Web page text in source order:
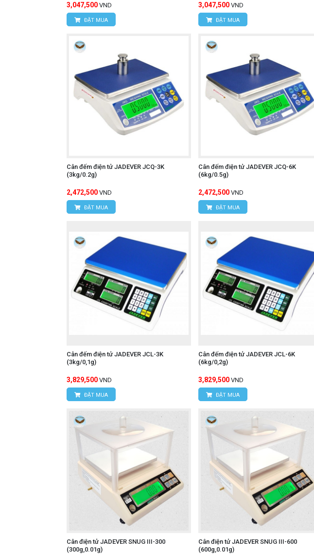
3,047,500 VND
ĐẶT MUA
3,047,500 VND
ĐẶT MUA
Cân đếm điện tử JADEVER JCQ-3K
(3kg/0.2g)
2,472,500 VND
ĐẶT MUA
Cân đếm điện tử JADEVER JCQ-6K
(6kg/0.5g)
2,472,500 VND
ĐẶT MUA
Cân đếm điện tử JADEVER JCL-3K
(3kg/0,1g)
3,829,500 VND
ĐẶT MUA
Cân đếm điện tử JADEVER JCL-6K
(6kg/0,2g)
3,829,500 VND
ĐẶT MUA
Cân điện tử JADEVER SNUG III-300
(300g,0.01g)
Cân điện tử JADEVER SNUG III-600
(600g,0.01g)